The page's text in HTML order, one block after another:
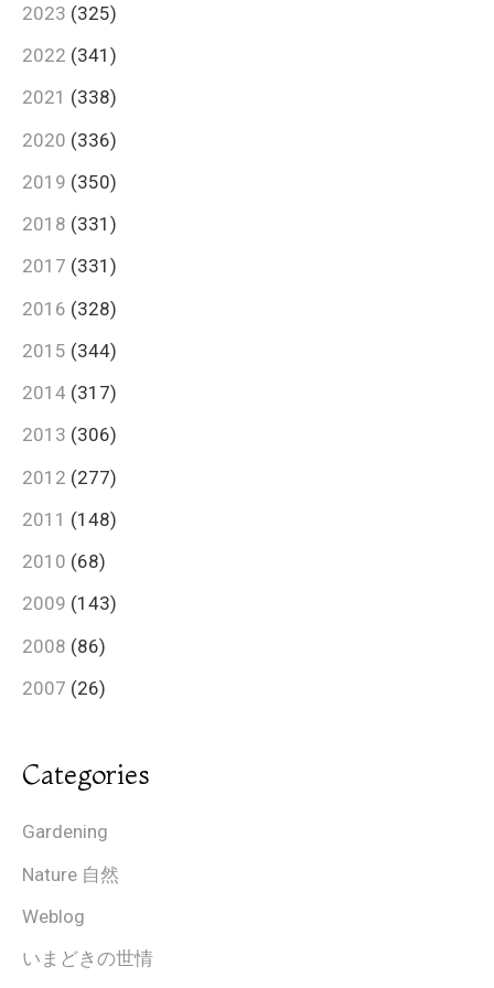
2023 (325)
2022 (341)
2021 (338)
2020 (336)
2019 (350)
2018 (331)
2017 (331)
2016 (328)
2015 (344)
2014 (317)
2013 (306)
2012 (277)
2011 (148)
2010 (68)
2009 (143)
2008 (86)
2007 (26)
Categories
Gardening
Nature 自然
Weblog
いまどきの世情